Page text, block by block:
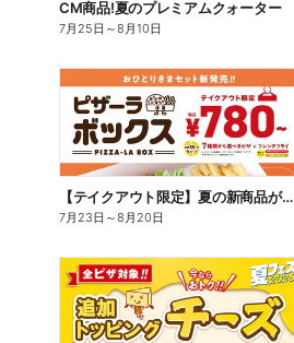
CM商品!夏のプレミアムクォーター
7月25日 ～8月10日
【テイクアウト限定】夏の新商品が加わった、ピザーラボックス
7月23日 ～8月20日